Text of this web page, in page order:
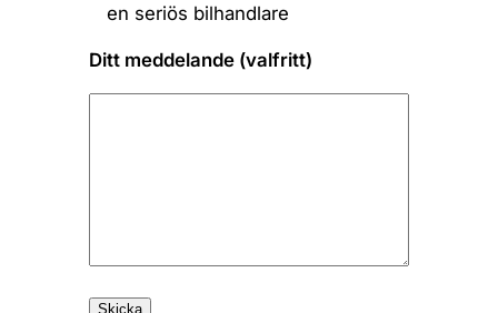
en seriös bilhandlare
Ditt meddelande (valfritt)